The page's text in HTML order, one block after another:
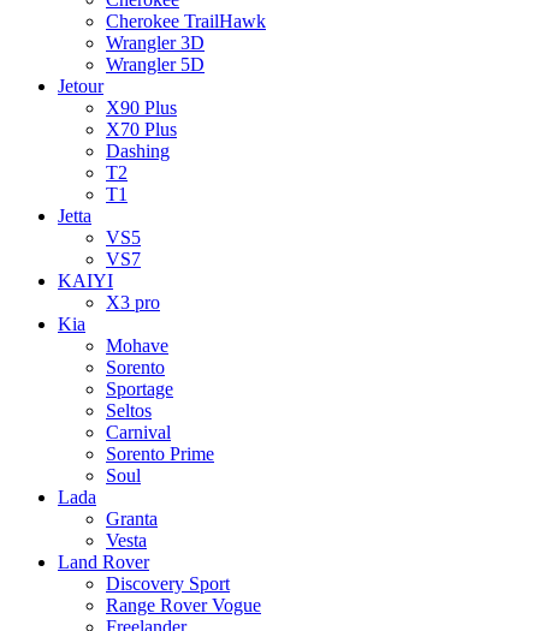
Cherokee TrailHawk
Wrangler 3D
Wrangler 5D
Jetour
X90 Plus
X70 Plus
Dashing
T2
T1
Jetta
VS5
VS7
KAIYI
X3 pro
Kia
Mohave
Sorento
Sportage
Seltos
Carnival
Sorento Prime
Soul
Lada
Granta
Vesta
Land Rover
Discovery Sport
Range Rover Vogue
Freelander